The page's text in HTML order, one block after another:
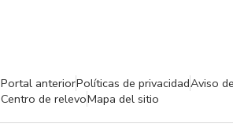
Portal anteriorPolíticas de privacidadAviso
Centro de relevoMapa del sitio